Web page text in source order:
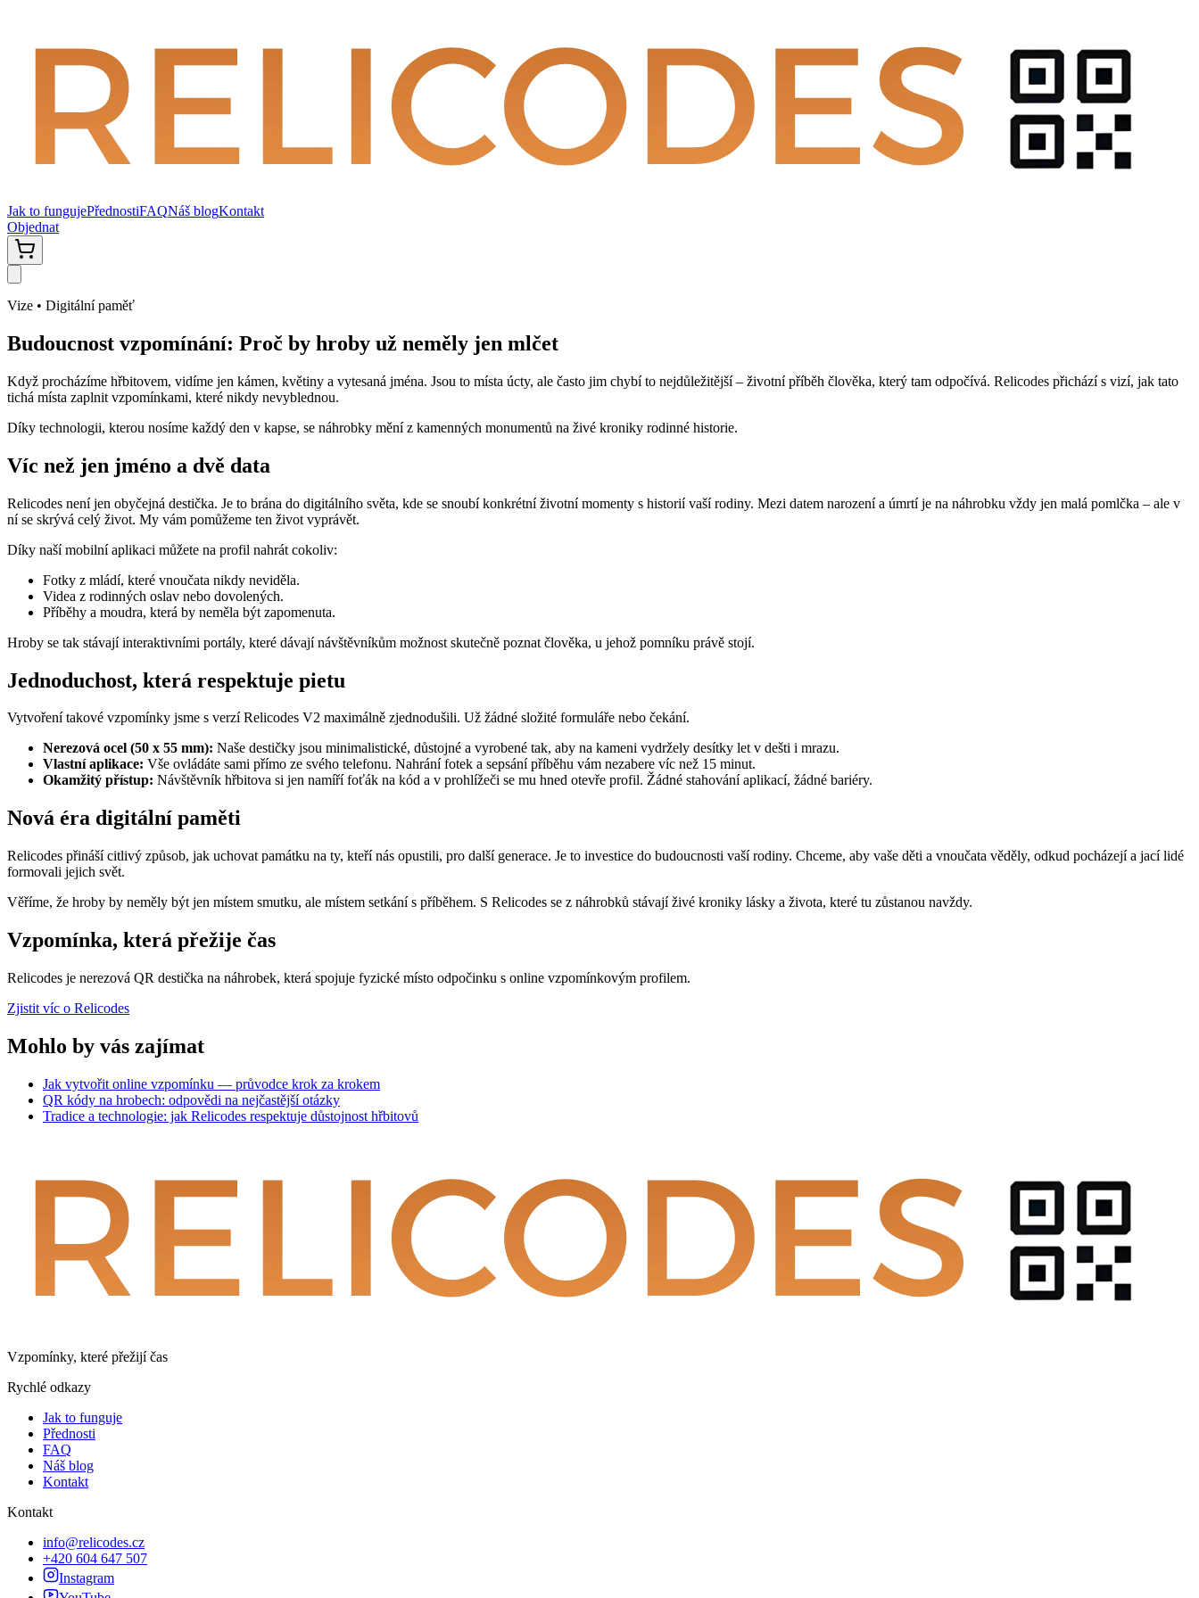
Jak to fungujePřednostiFAQNáš blogKontakt
Objednat
Vize • Digitální paměť
Budoucnost vzpomínání: Proč by hroby už neměly jen mlčet
Když procházíme hřbitovem, vidíme jen kámen, květiny a vytesaná jména. Jsou to místa úcty, ale často jim chybí to nejdůležitější – životní příběh člověka, který tam odpočívá. Relicodes přichází s vizí, jak tato
tichá místa zaplnit vzpomínkami, které nikdy nevyblednou.
Díky technologii, kterou nosíme každý den v kapse, se náhrobky mění z kamenných monumentů na živé kroniky rodinné historie.
Víc než jen jméno a dvě data
Relicodes není jen obyčejná destička. Je to brána do digitálního světa, kde se snoubí konkrétní životní momenty s historií vaší rodiny. Mezi datem narození a úmrtí je na náhrobku vždy jen malá pomlčka – ale v
ní se skrývá celý život. My vám pomůžeme ten život vyprávět.
Díky naší mobilní aplikaci můžete na profil nahrát cokoliv:
Fotky z mládí, které vnoučata nikdy neviděla.
Videa z rodinných oslav nebo dovolených.
Příběhy a moudra, která by neměla být zapomenuta.
Hroby se tak stávají interaktivními portály, které dávají návštěvníkům možnost skutečně poznat člověka, u jehož pomníku právě stojí.
Jednoduchost, která respektuje pietu
Vytvoření takové vzpomínky jsme s verzí Relicodes V2 maximálně zjednodušili. Už žádné složité formuláře nebo čekání.
Nerezová ocel (50 x 55 mm): Naše destičky jsou minimalistické, důstojné a vyrobené tak, aby na kameni vydržely desítky let v dešti i mrazu.
Vlastní aplikace: Vše ovládáte sami přímo ze svého telefonu. Nahrání fotek a sepsání příběhu vám nezabere víc než 15 minut.
Okamžitý přístup: Návštěvník hřbitova si jen namíří foťák na kód a v prohlížeči se mu hned otevře profil. Žádné stahování aplikací, žádné bariéry.
Nová éra digitální paměti
Relicodes přináší citlivý způsob, jak uchovat památku na ty, kteří nás opustili, pro další generace. Je to investice do budoucnosti vaší rodiny. Chceme, aby vaše děti a vnoučata věděly, odkud pocházejí a jací lidé
formovali jejich svět.
Věříme, že hroby by neměly být jen místem smutku, ale místem setkání s příběhem. S Relicodes se z náhrobků stávají živé kroniky lásky a života, které tu zůstanou navždy.
Vzpomínka, která přežije čas
Relicodes je nerezová QR destička na náhrobek, která spojuje fyzické místo odpočinku s online vzpomínkovým profilem.
Zjistit víc o Relicodes
Mohlo by vás zajímat
Jak vytvořit online vzpomínku — průvodce krok za krokem
QR kódy na hrobech: odpovědi na nejčastější otázky
Tradice a technologie: jak Relicodes respektuje důstojnost hřbitovů
Vzpomínky, které přežijí čas
Rychlé odkazy
Jak to funguje
Přednosti
FAQ
Náš blog
Kontakt
Kontakt
info@relicodes.cz
+420 604 647 507
Instagram